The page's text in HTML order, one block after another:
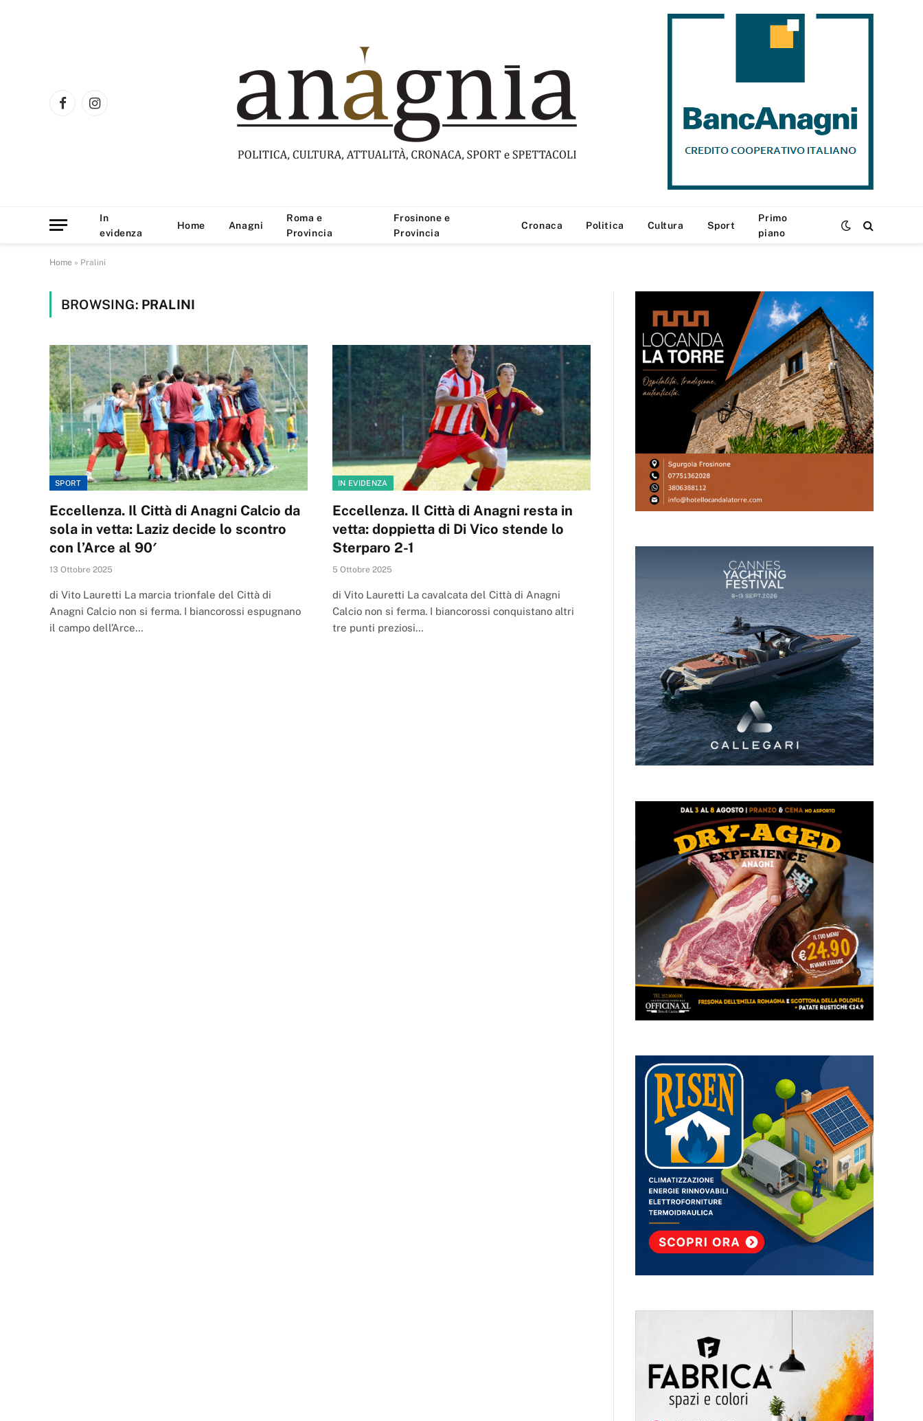
FacebookInstagram
In
evidenza
Home Anagni
Roma e
Provincia
Frosinone e
Provincia
Cronaca Politica Cultura Sport
Primo
piano
Home » Pralini
BROWSING: PRALINI
SPORT
Eccellenza. Il Città di Anagni Calcio da
sola in vetta: Laziz decide lo scontro
con l’Arce al 90′
13 Ottobre 2025
di Vito Lauretti La marcia trionfale del Città di
Anagni Calcio non si ferma. I biancorossi espugnano
il campo dell’Arce…
IN EVIDENZA
Eccellenza. Il Città di Anagni resta in
vetta: doppietta di Di Vico stende lo
Sterparo 2-1
5 Ottobre 2025
di Vito Lauretti La cavalcata del Città di Anagni
Calcio non si ferma. I biancorossi conquistano altri
tre punti preziosi…